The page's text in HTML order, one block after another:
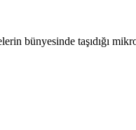
bünyesinde taşıdığı